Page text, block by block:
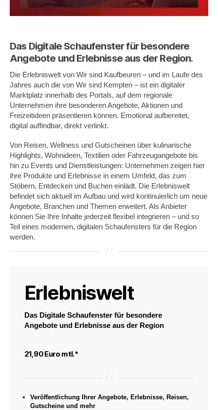
Das Digitale Schaufenster für besondere
Angebote und Erlebnisse aus der Region.
Die Erlebniswelt von Wir sind Kaufbeuren – und im Laufe des
Jahres auch die von Wir sind Kempten – ist ein digitaler
Marktplatz innerhalb des Portals, auf dem regionale
Unternehmen ihre besonderen Angebote, Aktionen und
Freizeitideen präsentieren können. Emotional aufbereitet,
digital auffindbar, direkt verlinkt.
Von Reisen, Wellness und Gutscheinen über kulinarische
Highlights, Wohnideen, Textilien oder Fahrzeugangebote bis
hin zu Events und Dienstleistungen: Unternehmen zeigen hier
ihre Produkte und Erlebnisse in einem Umfeld, das zum
Stöbern, Entdecken und Buchen einlädt. Die Erlebniswelt
befindet sich aktuell im Aufbau und wird kontinuierlich um neue
Angebote, Branchen und Themen erweitert. Als Anbieter
können Sie Ihre Inhalte jederzeit flexibel integrieren – und so
Teil eines modernen, digitalen Schaufensters für die Region
werden.
Erlebniswelt
Das Digitale Schaufenster für besondere
Angebote und Erlebnisse aus der Region
21,90 Euro mtl.*
Veröffentlichung Ihrer Angebote, Erlebnisse, Reisen,
Gutscheine und mehr